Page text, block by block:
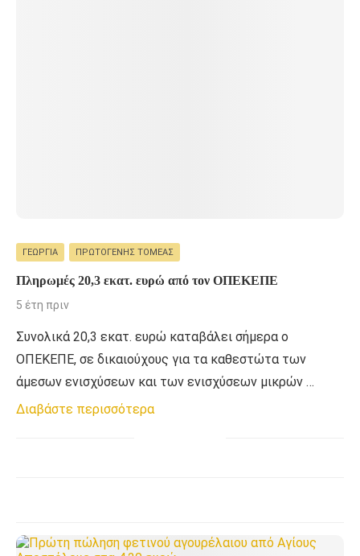
ΓΕΩΡΓΊΑ ΠΡΩΤΟΓΕΝΉΣ ΤΟΜΈΑΣ
Πληρωμές 20,3 εκατ. ευρώ από τον ΟΠΕΚΕΠΕ
5 έτη πριν
Συνολικά 20,3 εκατ. ευρώ καταβάλει σήμερα ο
ΟΠΕΚΕΠΕ, σε δικαιούχους για τα καθεστώτα των
άμεσων ενισχύσεων και των ενισχύσεων μικρών …
Διαβάστε περισσότερα